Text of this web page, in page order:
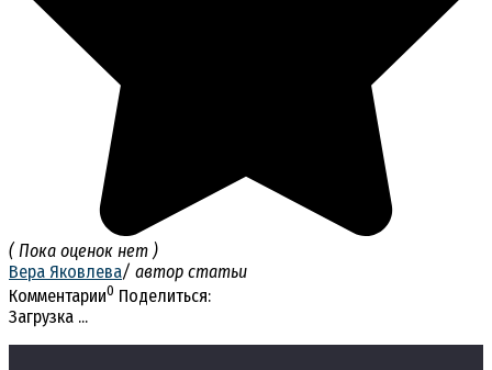
( Пока оценок нет )
Вера Яковлева/ автор статьи
Комментарии0 Поделиться:
Загрузка ...